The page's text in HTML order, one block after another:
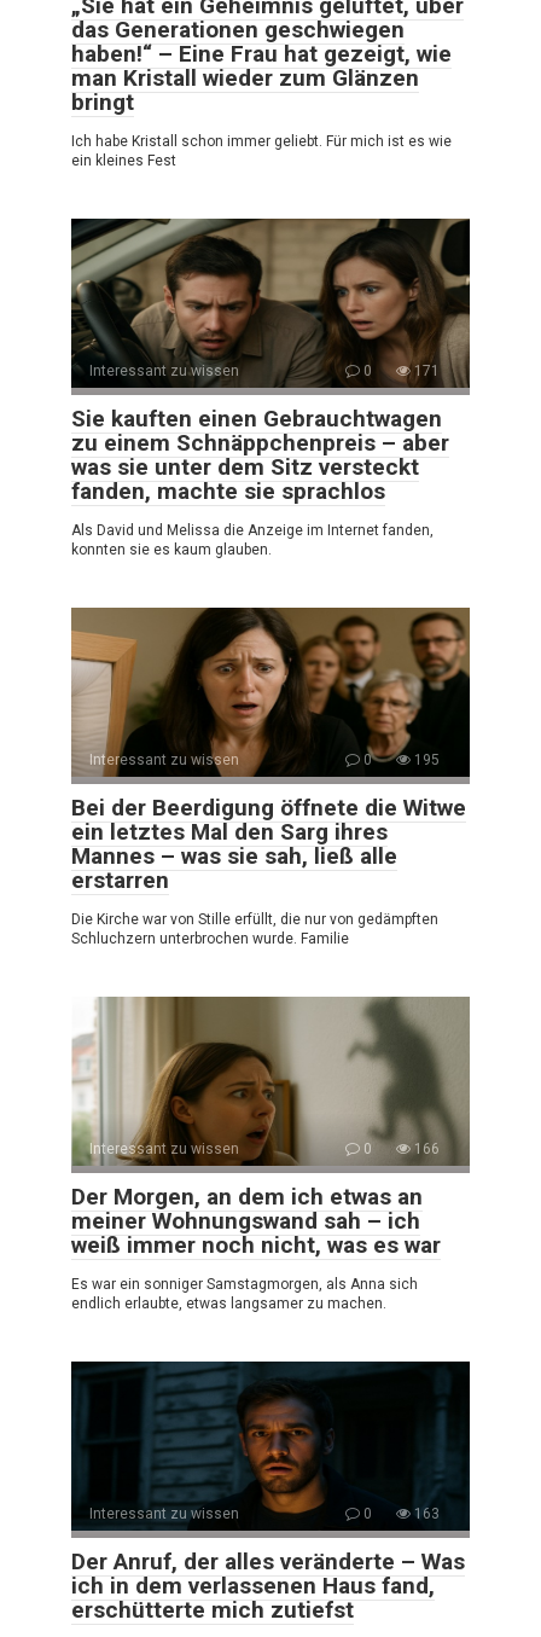
„Sie hat ein Geheimnis gelüftet, über
das Generationen geschwiegen
haben!“ – Eine Frau hat gezeigt, wie
man Kristall wieder zum Glänzen
bringt
Ich habe Kristall schon immer geliebt. Für mich ist es wie
ein kleines Fest
Interessant zu wissen 0 171
Sie kauften einen Gebrauchtwagen
zu einem Schnäppchenpreis – aber
was sie unter dem Sitz versteckt
fanden, machte sie sprachlos
Als David und Melissa die Anzeige im Internet fanden,
konnten sie es kaum glauben.
Interessant zu wissen 0 195
Bei der Beerdigung öffnete die Witwe
ein letztes Mal den Sarg ihres
Mannes – was sie sah, ließ alle
erstarren
Die Kirche war von Stille erfüllt, die nur von gedämpften
Schluchzern unterbrochen wurde. Familie
Interessant zu wissen 0 166
Der Morgen, an dem ich etwas an
meiner Wohnungswand sah – ich
weiß immer noch nicht, was es war
Es war ein sonniger Samstagmorgen, als Anna sich
endlich erlaubte, etwas langsamer zu machen.
Interessant zu wissen 0 163
Der Anruf, der alles veränderte – Was
ich in dem verlassenen Haus fand,
erschütterte mich zutiefst